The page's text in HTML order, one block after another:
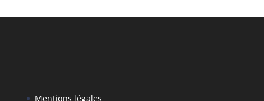
Mentions légales